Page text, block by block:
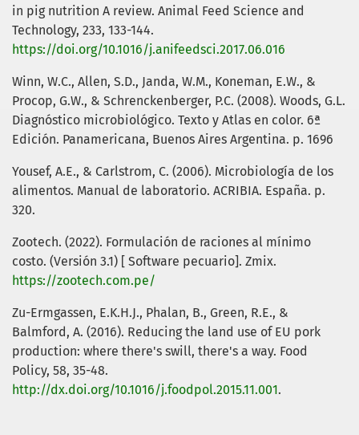
in pig nutrition A review. Animal Feed Science and
Technology, 233, 133-144.
https://doi.org/10.1016/j.anifeedsci.2017.06.016
Winn, W.C., Allen, S.D., Janda, W.M., Koneman, E.W., &
Procop, G.W., & Schrenckenberger, P.C. (2008). Woods, G.L.
Diagnóstico microbiológico. Texto y Atlas en color. 6ª
Edición. Panamericana, Buenos Aires Argentina. p. 1696
Yousef, A.E., & Carlstrom, C. (2006). Microbiología de los
alimentos. Manual de laboratorio. ACRIBIA. España. p.
320.
Zootech. (2022). Formulación de raciones al mínimo
costo. (Versión 3.1) [ Software pecuario]. Zmix.
https://zootech.com.pe/
Zu-Ermgassen, E.K.H.J., Phalan, B., Green, R.E., &
Balmford, A. (2016). Reducing the land use of EU pork
production: where there's swill, there's a way. Food
Policy, 58, 35-48.
http://dx.doi.org/10.1016/j.foodpol.2015.11.001.